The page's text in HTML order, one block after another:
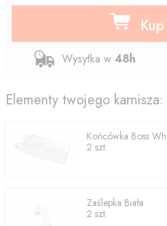
Wysyłka w 48h
Elementy twojego karnisza:
Końcówka Boss
2 szt.
Zaślepka Biała
2 szt.